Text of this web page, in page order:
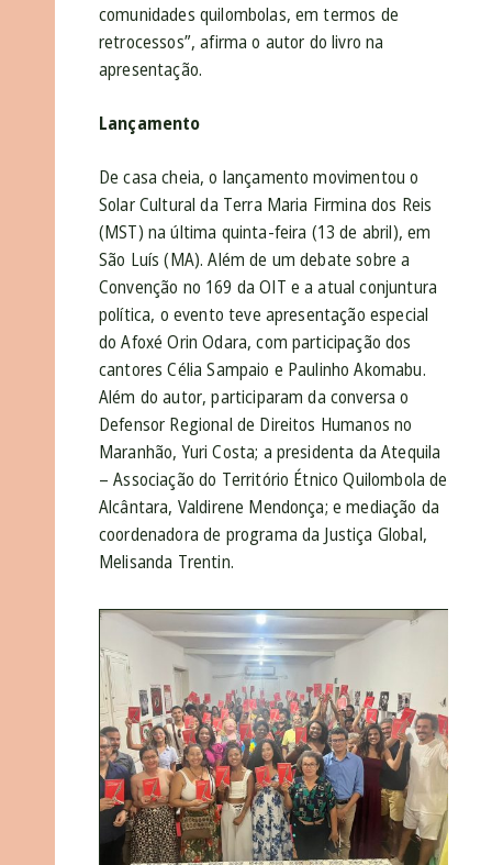
comunidades quilombolas, em termos de
retrocessos”, afirma o autor do livro na
apresentação.
Lançamento
De casa cheia, o lançamento movimentou o
Solar Cultural da Terra Maria Firmina dos Reis
(MST) na última quinta-feira (13 de abril), em
São Luís (MA). Além de um debate sobre a
Convenção no 169 da OIT e a atual conjuntura
política, o evento teve apresentação especial
do Afoxé Orin Odara, com participação dos
cantores Célia Sampaio e Paulinho Akomabu.
Além do autor, participaram da conversa o
Defensor Regional de Direitos Humanos no
Maranhão, Yuri Costa; a presidenta da Atequila
– Associação do Território Étnico Quilombola de
Alcântara, Valdirene Mendonça; e mediação da
coordenadora de programa da Justiça Global,
Melisanda Trentin.